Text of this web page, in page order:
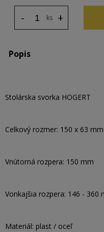
ks +
-
Popis
Stolárska svorka HOGERT
Celkový rozmer: 150 x 63 mm
Vnútorná rozpera: 150 mm
Vonkajšia rozpera: 146 - 360
Materiál: plast / oceľ